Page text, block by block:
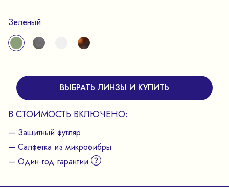
Зеленый
ВЫБРАТЬ ЛИНЗЫ И КУПИТЬ
В СТОИМОСТЬ ВКЛЮЧЕНО:
— Защитный футляр
— Салфетка из микрофибры
— Один год гарантии